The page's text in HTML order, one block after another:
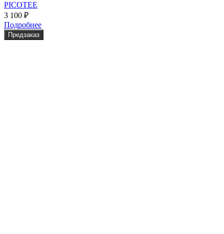
PICOTEE
3 100 ₽
Подробнее
Предзаказ